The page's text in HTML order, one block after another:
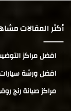
أكثر المقالات
افضل مراكز
افضل ورشة
مراكز صيانة رنج